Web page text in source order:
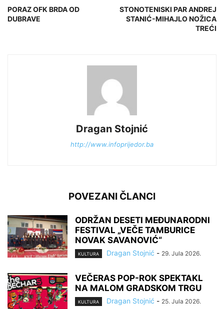
PORAZ OFK BRDA OD
DUBRAVE
STONOTENISKI PAR ANDREJ
STANIĆ-MIHAJLO NOŽICA
TREĆI
Dragan Stojnić
http://www.infoprijedor.ba
POVEZANI ČLANCI
ODRŽAN DESETI MEĐUNARODNI
FESTIVAL „VEČE TAMBURICE
NOVAK SAVANOVIĆ“
KULTURA Dragan Stojnić - 29. Jula 2026.
VEČERAS POP-ROK SPEKTAKL
NA MALOM GRADSKOM TRGU
KULTURA Dragan Stojnić - 25. Jula 2026.